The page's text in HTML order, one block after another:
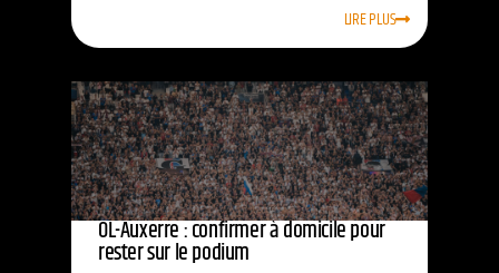
LIRE PLUS
OL-Auxerre : confirmer à domicile pour
rester sur le podium